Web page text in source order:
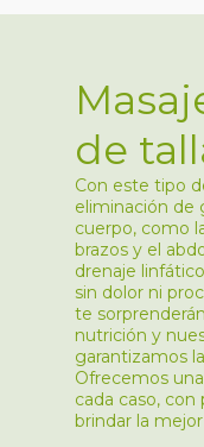
de
Con este tipo
eliminación de
cuerpo, como
brazos y el
drenaje
sin dolor ni
te
nutrición y
garantizamos
Ofrecemos
cada caso, con
brindar la